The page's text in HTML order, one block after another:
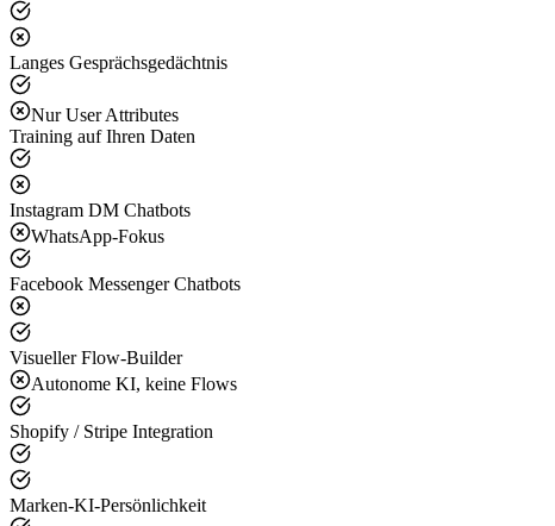
Langes Gesprächsgedächtnis
Nur User Attributes
Training auf Ihren Daten
Instagram DM Chatbots
WhatsApp-Fokus
Facebook Messenger Chatbots
Visueller Flow-Builder
Autonome KI, keine Flows
Shopify / Stripe Integration
Marken-KI-Persönlichkeit